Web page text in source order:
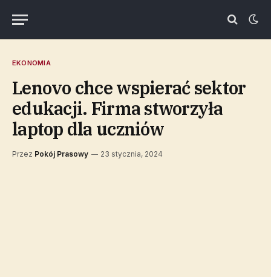
EKONOMIA
Lenovo chce wspierać sektor
edukacji. Firma stworzyła
laptop dla uczniów
Przez Pokój Prasowy 23 stycznia, 2024